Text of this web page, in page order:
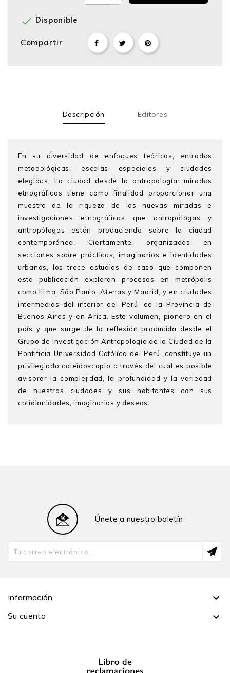
 Disponible
Compartir
Descripción Editores
En su diversidad de enfoques teóricos, entradas
metodológicas, escalas espaciales y ciudades
elegidas, La ciudad desde la antropología: miradas
etnográficas tiene como finalidad proporcionar una
muestra de la riqueza de las nuevas miradas e
investigaciones etnográficas que antropólogas y
antropólogos están produciendo sobre la ciudad
contemporánea. Ciertamente, organizados en
secciones sobre prácticas, imaginarios e identidades
urbanas, los trece estudios de caso que componen
esta publicación exploran procesos en metrópolis
como Lima, São Paulo, Atenas y Madrid, y en ciudades
intermedias del interior del Perú, de la Provincia de
Buenos Aires y en Arica. Este volumen, pionero en el
país y que surge de la reflexión producida desde el
Grupo de Investigación Antropología de la Ciudad de la
Pontificia Universidad Católica del Perú, constituye un
privilegiado caleidoscopio a través del cual es posible
avisorar la complejidad, la profundidad y la variedad
de nuestras ciudades y sus habitantes con sus
cotidianidades, imaginarios y deseos.
la PUCP. Coordinadora del Departamento de
Investigación y Publicaciones del CPPL. Cuenta con
diversas investigaciones y publicaciones en
coordinador del Grupo de Investigación Antropología
procesos de migración rural-urbana y desarrollo
Únete a nuestro boletín
Información 
Su cuenta 